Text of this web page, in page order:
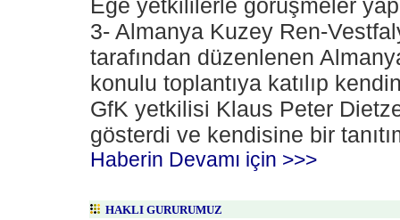
Ege yetkililerle görüşmeler
3- Almanya Kuzey Ren-
tarafından düzenlenen
konulu toplantıya katılıp
GfK yetkilisi Klaus Peter
gösterdi ve kendisine bir
Haberin Devamı için >>>
HAKLI GURURUMUZ